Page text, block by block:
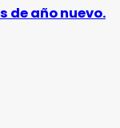
de año nuevo.